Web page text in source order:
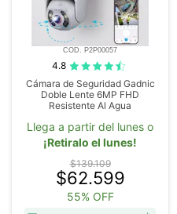
COD. P2P00057
4.8
Cámara de Seguridad Gadnic
Doble Lente 6MP FHD
Resistente Al Agua
Llega a partir del lunes o
¡Retiralo el lunes!
$139.109
$62.599
55% OFF